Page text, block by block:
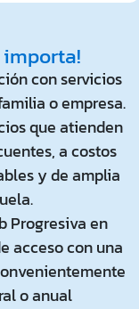
importa!
con servicios
o empresa.
que atienden
a costos
y de amplia
Progresiva en
acceso con una
o anual